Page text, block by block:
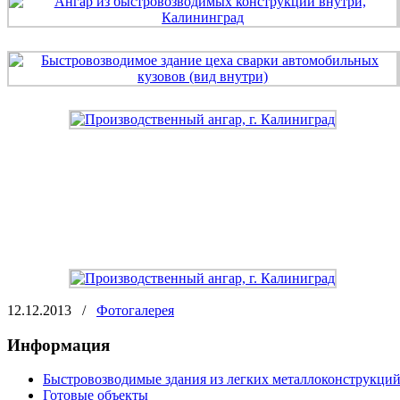
12.12.2013 / Фотогалерея
Информация
Быстровозводимые здания из легких металлоконструкций
Готовые объекты